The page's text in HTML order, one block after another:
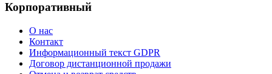
Корпоративный
О нас
Контакт
Информационный текст GDPR
Договор дистанционной продажи